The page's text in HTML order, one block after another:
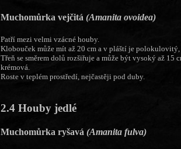
Muchomůrka vejčitá (Amanita ovoidea)
Patří mezi velmi vzácné houby.
Klobouček může mít až 20 cm a v pláští je
Třeň se směrem dolů rozšiřuje a může být vysoký až 15
krémová.
Roste v teplém prostředí, nejčastěji pod duby.
2.4 Houby jedlé
Muchomůrka ryšavá (Amanita fulva)